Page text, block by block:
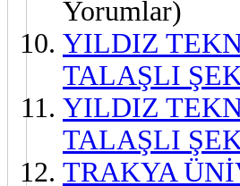
Yorumlar)
YILDIZ
TALAŞLI
YILDIZ
TALAŞLI
TRAKYA